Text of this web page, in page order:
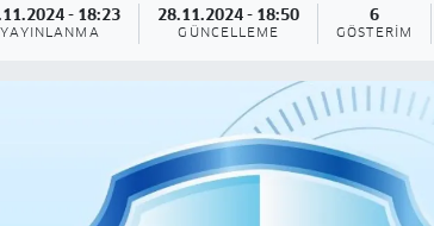
- 18:23
YAYINLANMA
28.11.2024 - 18:50
GÜNCELLEME
6
GÖSTERIM